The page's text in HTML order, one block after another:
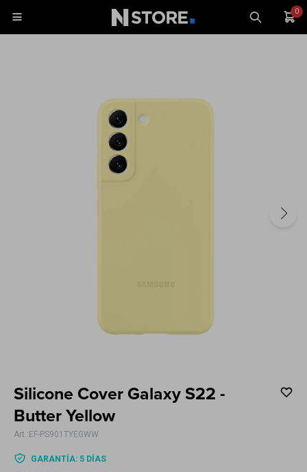
0

Silicone Cover Galaxy S22 -
Butter Yellow
EF-PS901TYEGWW
GARANTÍA: 5 DÍAS
Celulares
Tablets